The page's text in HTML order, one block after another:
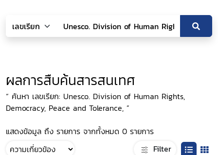
ผลการสืบค้นสารสนเทศ
“ ค้นหา เลขเรียก: Unesco. Division of Human Rights,
Democracy, Peace and Tolerance, ”
แสดงข้อมูล ถึง รายการ จากทั้งหมด 0 รายการ
Filter